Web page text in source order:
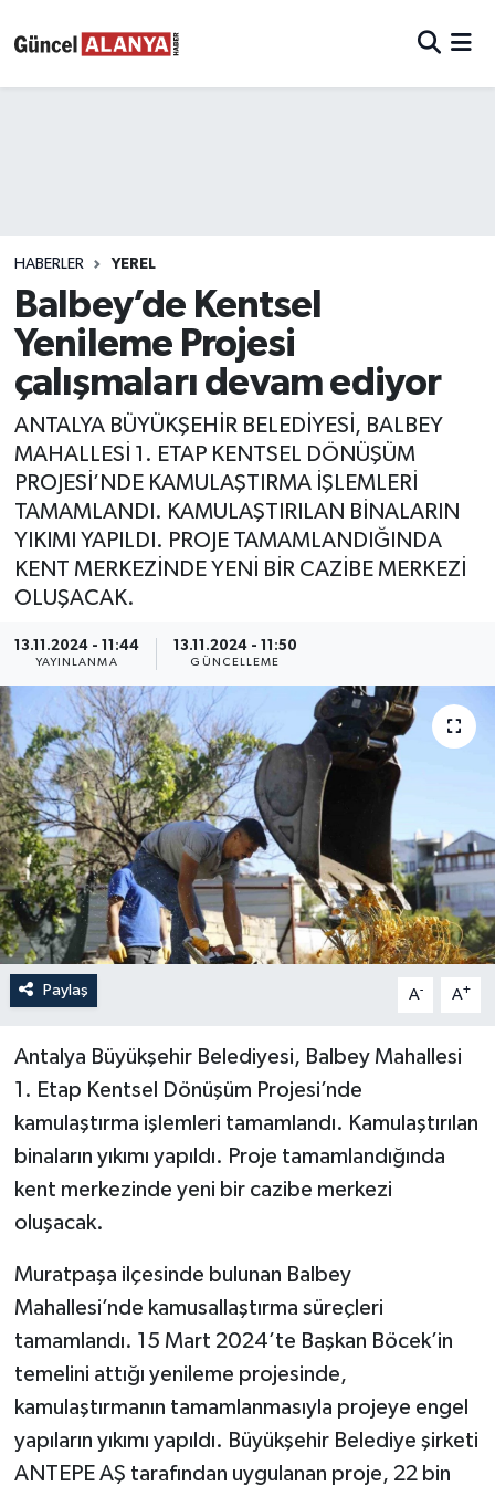
HABERLER YEREL
Balbey’de Kentsel
Yenileme Projesi
çalışmaları devam ediyor
ANTALYA BÜYÜKŞEHİR BELEDİYESİ, BALBEY
MAHALLESİ 1. ETAP KENTSEL DÖNÜŞÜM
PROJESİ’NDE KAMULAŞTIRMA İŞLEMLERİ
TAMAMLANDI. KAMULAŞTIRILAN BİNALARIN
YIKIMI YAPILDI. PROJE TAMAMLANDIĞINDA
KENT MERKEZİNDE YENİ BİR CAZİBE MERKEZİ
OLUŞACAK.
13.11.2024 - 11:44
YAYINLANMA
13.11.2024 - 11:50
GÜNCELLEME
Paylaş A- A+
Antalya Büyükşehir Belediyesi, Balbey Mahallesi
1. Etap Kentsel Dönüşüm Projesi’nde
kamulaştırma işlemleri tamamlandı. Kamulaştırılan
binaların yıkımı yapıldı. Proje tamamlandığında
kent merkezinde yeni bir cazibe merkezi
oluşacak.
Muratpaşa ilçesinde bulunan Balbey
Mahallesi’nde kamusallaştırma süreçleri
tamamlandı. 15 Mart 2024’te Başkan Böcek’in
temelini attığı yenileme projesinde,
kamulaştırmanın tamamlanmasıyla projeye engel
yapıların yıkımı yapıldı. Büyükşehir Belediye şirketi
ANTEPE AŞ tarafından uygulanan proje, 22 bin